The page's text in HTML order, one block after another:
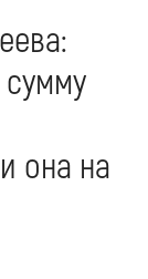
она на